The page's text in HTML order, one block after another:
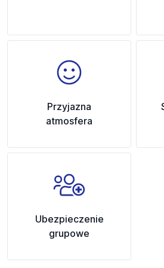
Przyjazna
atmosfera
Ubezpieczenie
grupowe